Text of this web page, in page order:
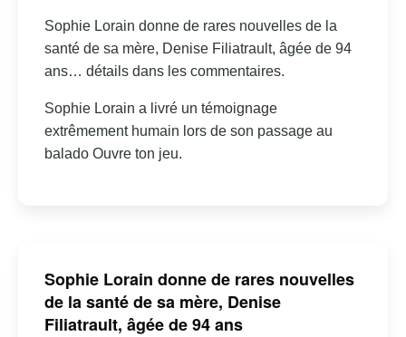
Sophie Lorain donne de rares nouvelles de la
santé de sa mère, Denise Filiatrault, âgée de 94
ans… détails dans les commentaires.
Sophie Lorain a livré un témoignage
extrêmement humain lors de son passage au
balado Ouvre ton jeu.
Sophie Lorain donne de rares nouvelles
de la santé de sa mère, Denise
Filiatrault, âgée de 94 ans